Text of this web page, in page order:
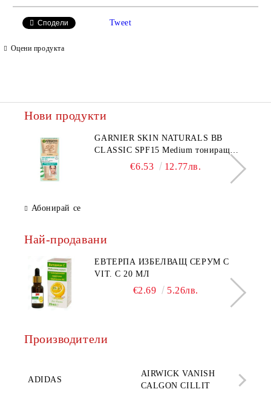
Сподели Tweet
Оцени продукта
Нови продукти
GARNIER SKIN NATURALS BB
CLASSIC SPF15 Medium тониращ
дневен крем за лице среден нюанс за
€6.53 12.77лв.
Абонирай се
Най-продавани
ЕВТЕРПА ИЗБЕЛВАЩ СЕРУМ С
VIT. C 20 МЛ
€2.69 5.26лв.
Производители
ADIDAS
AIRWICK VANISH
CALGON CILLIT